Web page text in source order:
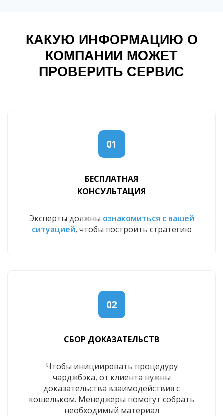
КАКУЮ ИНФОРМАЦИЮ О
КОМПАНИИ МОЖЕТ
ПРОВЕРИТЬ СЕРВИС
01
БЕСПЛАТНАЯ
КОНСУЛЬТАЦИЯ
Эксперты должны ознакомиться с вашей
ситуацией, чтобы построить стратегию
02
СБОР ДОКАЗАТЕЛЬСТВ
Чтобы инициировать процедуру
чарджбэка, от клиента нужны
доказательства взаимодействия с
кошельком. Менеджеры помогут собрать
необходимый материал